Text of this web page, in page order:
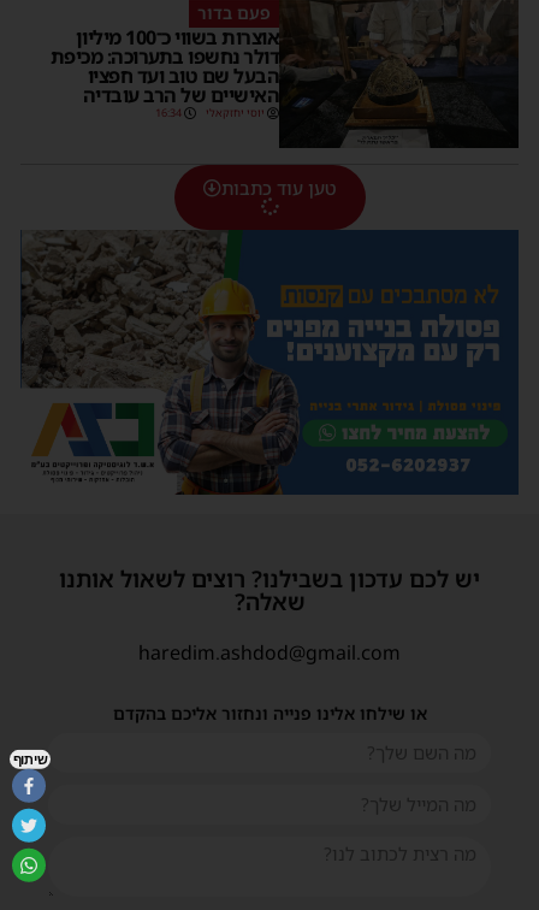
פעם בדור
אוצרות בשווי כ־100 מיליון
דולר נחשפו בתערוכה: מכיפת
הבעל שם טוב ועד חפציו
האישיים של הרב עובדיה
יוסי יחזקאלי 16:34
טען עוד כתבות
יש לכם עדכון בשבילנו? רוצים לשאול אותנו
שאלה?
haredim.ashdod@gmail.com
או שילחו אלינו פנייה ונחזור אליכם בהקדם
שיתוף